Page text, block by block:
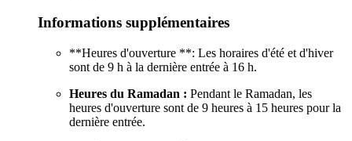
Informations supplémentaires
**Heures d'ouverture **: Les horaires d'été et d'hiver
sont de 9 h à la dernière entrée à 16 h.
Heures du Ramadan : Pendant le Ramadan, les
heures d'ouverture sont de 9 heures à 15 heures pour la
dernière entrée.